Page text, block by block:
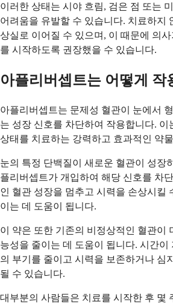
이러한 상태는 시야 흐림, 검은 점 또는
어려움을 유발할 수 있습니다. 치료하지
상실로 이어질 수 있으며, 이 때문에 의
를 시작하도록 권장했을 수 있습니다.
아플리버셉트는 어떻게 작
아플리버셉트는 문제성 혈관이 눈에서
는 성장 신호를 차단하여 작용합니다. 이
상태를 치료하는 강력하고 효과적인 약
눈의 특정 단백질이 새로운 혈관이 성장
플리버셉트가 개입하여 해당 신호를 차
인 혈관 성장을 멈추고 시력을 손상시킬
이는 데 도움이 됩니다.
이 약은 또한 기존의 비정상적인 혈관이
능성을 줄이는 데 도움이 됩니다. 시간이
의 부기를 줄이고 시력을 보존하거나 심
될 수 있습니다.
대부분의 사람들은 치료를 시작한 후 몇